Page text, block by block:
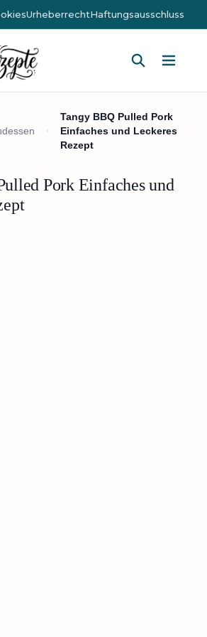
UrheberrechtHaftungsausschluss
Tangy BBQ Pulled Pork
Einfaches und Leckeres
Rezept
Pork Einfaches und